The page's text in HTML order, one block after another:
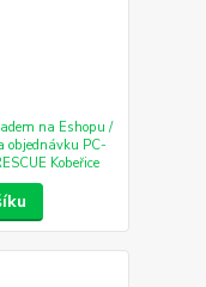
na Eshopu /
objednávku PC-
Kobeřice